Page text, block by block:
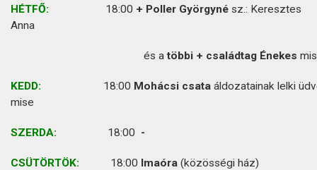
KAPCSOLAT
HÉTFŐ: 18:00 + Poller Györgyné sz.: Keresztes
Anna
és atöbbi + családtag Énekes
KEDD: 18:00 Mohácsi csata áldozatainak lelki
mise
SZERDA: 18:00 -
CSÜTÖRTÖK: 18:00 Imaóra (közösségi ház)